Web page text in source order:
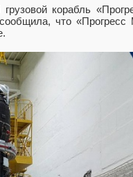
корабль
что «Прогресс